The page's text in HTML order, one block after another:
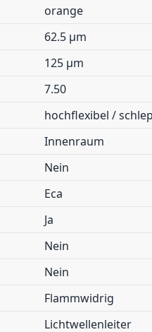
orange
62.5 µm
125 µm
7.50
hochflexibel /
Innenraum
Nein
Eca
Ja
Nein
Nein
Flammwidrig
Lichtwellenleiter